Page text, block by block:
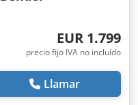
EUR 1.799
precio fijo IVA no incluído
Llamar